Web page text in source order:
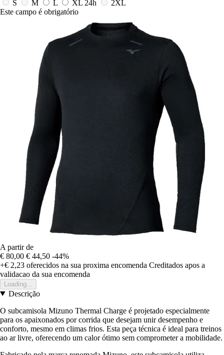
S M L XL 24h
2XL
Este campo é obrigatório
A partir de
€ 80,00 € 44,50 -44%
+€ 2,23 oferecidos na sua proxima encomenda Creditados apos a
validacao da sua encomenda
Loading...
Descrição
O subcamisola Mizuno Thermal Charge é projetado especialmente
para os apaixonados por corrida que desejam unir desempenho e
conforto, mesmo em climas frios. Esta peça técnica é ideal para treinos
ao ar livre, oferecendo um calor ótimo sem comprometer a mobilidade.